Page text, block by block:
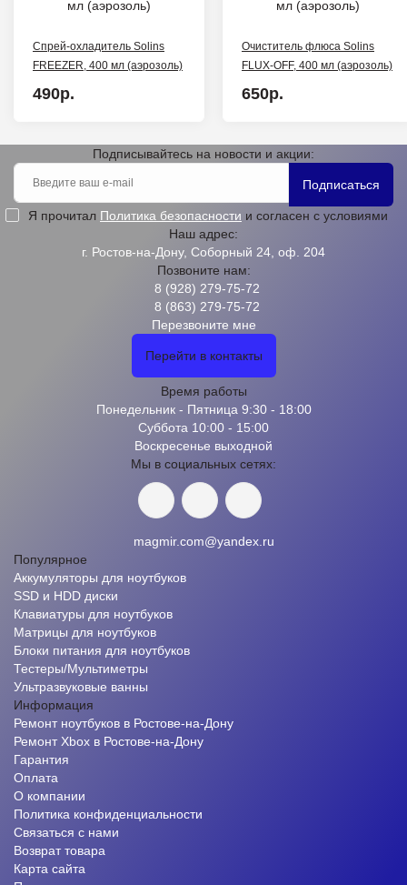
Спрей-охладитель Solins
FREEZER, 400 мл (аэрозоль)
490р.
Очиститель флюса Solins
FLUX-OFF, 400 мл (аэрозоль)
650р.
Подписывайтесь на новости и акции:
Подписаться
Я прочитал Политика безопасности и согласен с условиями
Наш адрес:
г. Ростов-на-Дону, Соборный 24, оф. 204
Позвоните нам:
8 (928) 279-75-72
8 (863) 279-75-72
Перезвоните мне
Перейти в контакты
Время работы
Понедельник - Пятница 9:30 - 18:00
Суббота 10:00 - 15:00
Воскресенье выходной
Мы в социальных сетях:
magmir.com@yandex.ru
Популярное
Аккумуляторы для ноутбуков
SSD и HDD диски
Клавиатуры для ноутбуков
Матрицы для ноутбуков
Блоки питания для ноутбуков
Тестеры/Мультиметры
Ультразвуковые ванны
Информация
Ремонт ноутбуков в Ростове-на-Дону
Ремонт Xbox в Ростове-на-Дону
Гарантия
Оплата
О компании
Политика конфиденциальности
Связаться с нами
Возврат товара
Карта сайта